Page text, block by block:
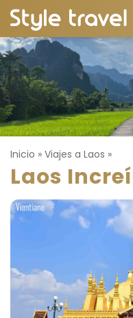
Inicio » Viajes a Laos »
Laos